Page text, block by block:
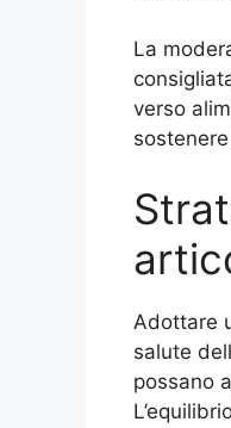
La
verso
Adottare
salute
possano